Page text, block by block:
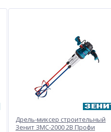
Дрель-миксер строительный
Зенит ЗМС-2000 2В Профи